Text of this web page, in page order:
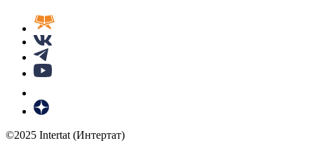
©2025 Intertat (Интертат)